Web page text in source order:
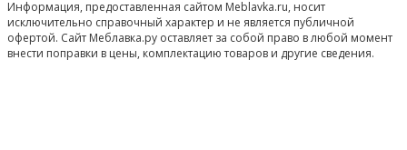
Информация, предоставленная сайтом Meblavka.ru, носит
исключительно справочный характер и не является публичной
офертой. Сайт Меблавка.ру оставляет за собой право в любой момент
внести поправки в цены, комплектацию товаров и другие сведения.